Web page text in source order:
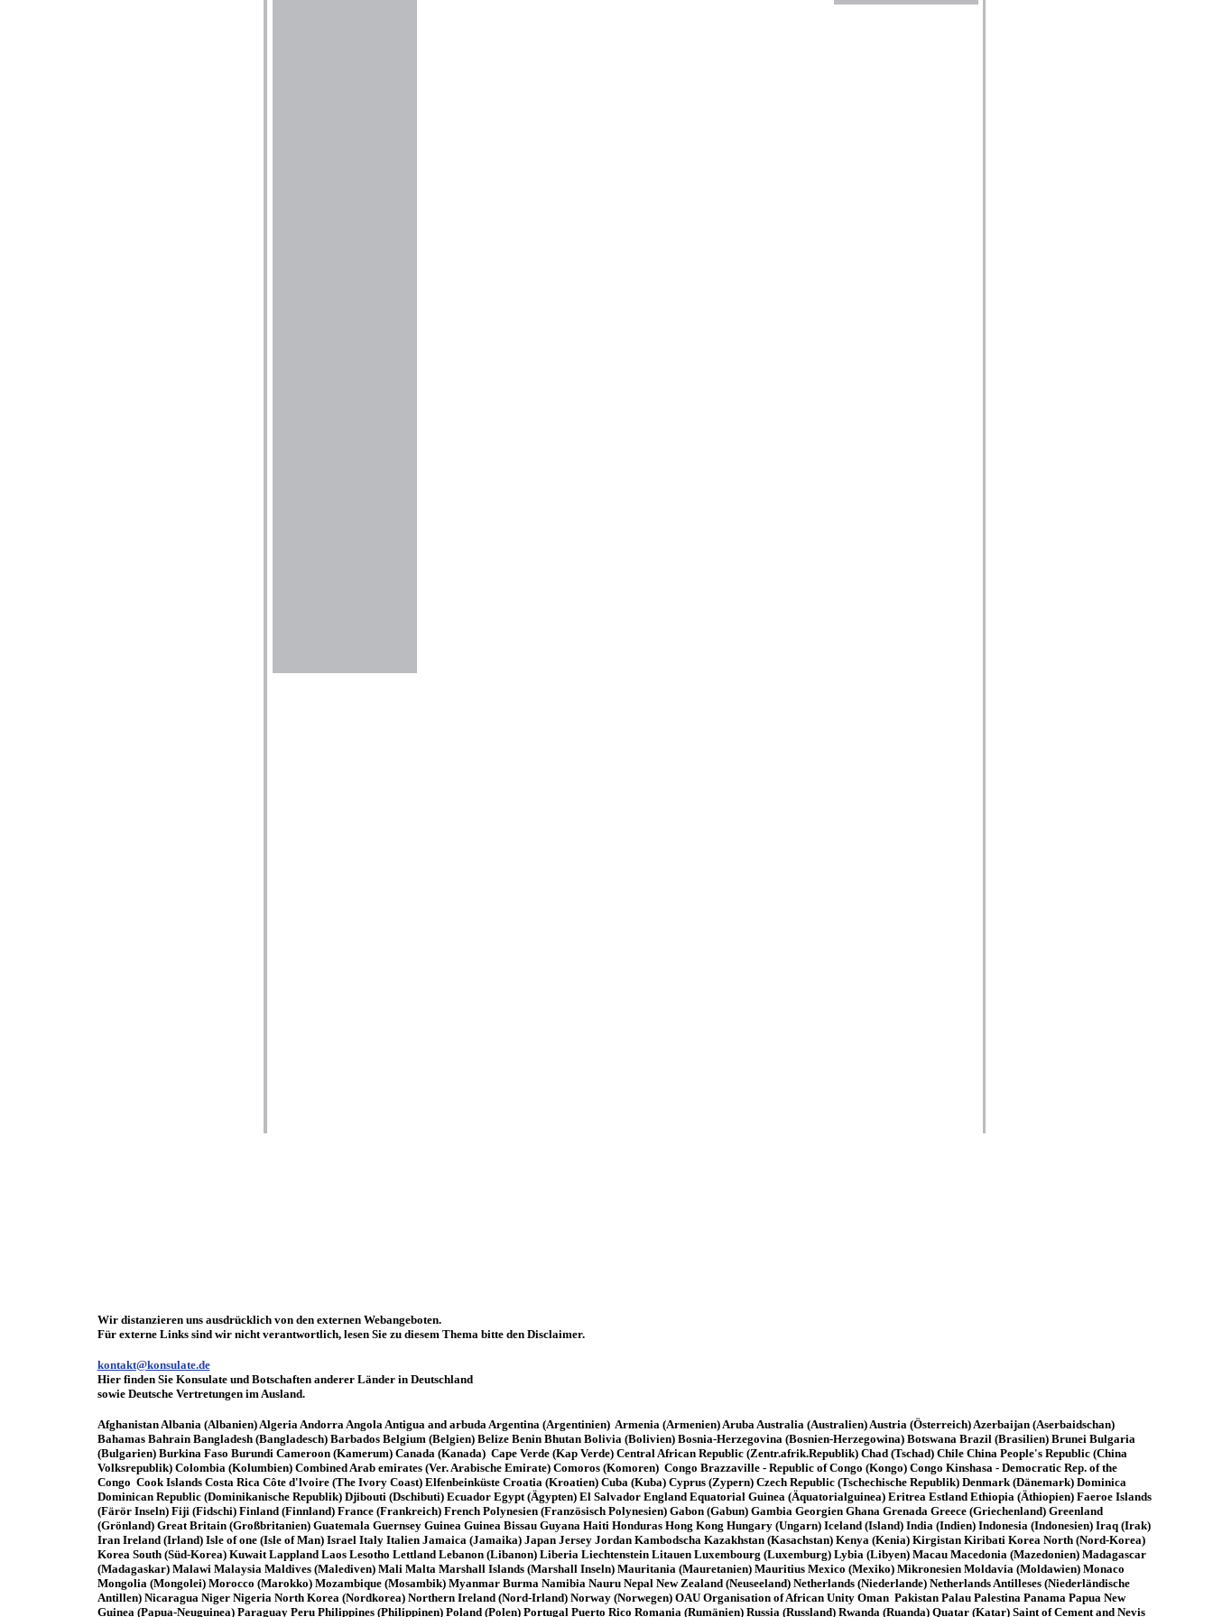
Wir distanzieren uns ausdrücklich von den externen Webangeboten.
Für externe Links sind wir nicht verantwortlich, lesen Sie zu diesem Thema bitte den Disclaimer.
kontakt@konsulate.de
Hier finden Sie Konsulate und Botschaften anderer Länder in Deutschland
sowie Deutsche Vertretungen im Ausland.
Afghanistan Albania (Albanien) Algeria Andorra Angola Antigua and arbuda Argentina (Argentinien) Armenia (Armenien) Aruba Australia (Australien) Austria (Österreich) Azerbaijan (Aserbaidschan)
Bahamas Bahrain Bangladesh (Bangladesch) Barbados Belgium (Belgien) Belize Benin Bhutan Bolivia (Bolivien) Bosnia-Herzegovina (Bosnien-Herzegowina) Botswana Brazil (Brasilien) Brunei Bulgaria
(Bulgarien) Burkina Faso Burundi Cameroon (Kamerum) Canada (Kanada) Cape Verde (Kap Verde) Central African Republic (Zentr.afrik.Republik) Chad (Tschad) Chile China People's Republic (China
Volksrepublik) Colombia (Kolumbien) Combined Arab emirates (Ver. Arabische Emirate) Comoros (Komoren) Congo Brazzaville - Republic of Congo (Kongo) Congo Kinshasa - Democratic Rep. of the
Congo Cook Islands Costa Rica Côte d'lvoire (The Ivory Coast) Elfenbeinküste Croatia (Kroatien) Cuba (Kuba) Cyprus (Zypern) Czech Republic (Tschechische Republik) Denmark (Dänemark) Dominica
Dominican Republic (Dominikanische Republik) Djibouti (Dschibuti) Ecuador Egypt (Ägypten) El Salvador England Equatorial Guinea (Äquatorialguinea) Eritrea Estland Ethiopia (Äthiopien) Faeroe Islands
(Färör Inseln) Fiji (Fidschi) Finland (Finnland) France (Frankreich) French Polynesien (Französisch Polynesien) Gabon (Gabun) Gambia Georgien Ghana Grenada Greece (Griechenland) Greenland
(Grönland) Great Britain (Großbritanien) Guatemala Guernsey Guinea Guinea Bissau Guyana Haiti Honduras Hong Kong Hungary (Ungarn) Iceland (Island) India (Indien) Indonesia (Indonesien) Iraq (Irak)
Iran Ireland (Irland) Isle of one (Isle of Man) Israel Italy Italien Jamaica (Jamaika) Japan Jersey Jordan Kambodscha Kazakhstan (Kasachstan) Kenya (Kenia) Kirgistan Kiribati Korea North (Nord-Korea)
Korea South (Süd-Korea) Kuwait Lappland Laos Lesotho Lettland Lebanon (Libanon) Liberia Liechtenstein Litauen Luxembourg (Luxemburg) Lybia (Libyen) Macau Macedonia (Mazedonien) Madagascar
(Madagaskar) Malawi Malaysia Maldives (Malediven) Mali Malta Marshall Islands (Marshall Inseln) Mauritania (Mauretanien) Mauritius Mexico (Mexiko) Mikronesien Moldavia (Moldawien) Monaco
Mongolia (Mongolei) Morocco (Marokko) Mozambique (Mosambik) Myanmar Burma Namibia Nauru Nepal New Zealand (Neuseeland) Netherlands (Niederlande) Netherlands Antilleses (Niederländische
Antillen) Nicaragua Niger Nigeria North Korea (Nordkorea) Northern Ireland (Nord-Irland) Norway (Norwegen) OAU Organisation of African Unity Oman Pakistan Palau Palestina Panama Papua New
Guinea (Papua-Neuguinea) Paraguay Peru Philippines (Philippinen) Poland (Polen) Portugal Puerto Rico Romania (Rumänien) Russia (Russland) Rwanda (Ruanda) Quatar (Katar) Saint of Cement and Nevis